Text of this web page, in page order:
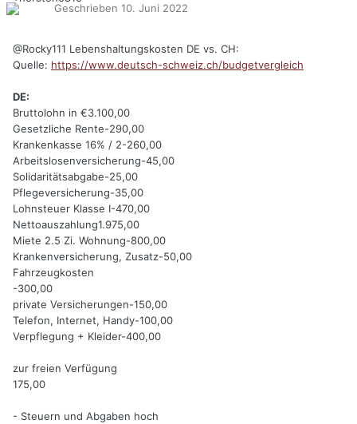
Geschrieben 10. Juni 2022
@Rocky111 Lebenshaltungskosten DE vs. CH:
Quelle: https://www.deutsch-schweiz.ch/budgetvergleich
DE:
Bruttolohn in €3.100,00
Gesetzliche Rente-290,00
Krankenkasse 16% / 2-260,00
Arbeitslosenversicherung-45,00
Solidaritätsabgabe-25,00
Pflegeversicherung-35,00
Lohnsteuer Klasse I-470,00
Nettoauszahlung1.975,00
Miete 2.5 Zi. Wohnung-800,00
Krankenversicherung, Zusatz-50,00
Fahrzeugkosten
-300,00
private Versicherungen-150,00
Telefon, Internet, Handy-100,00
Verpflegung + Kleider-400,00
zur freien Verfügung
175,00
- Steuern und Abgaben hoch